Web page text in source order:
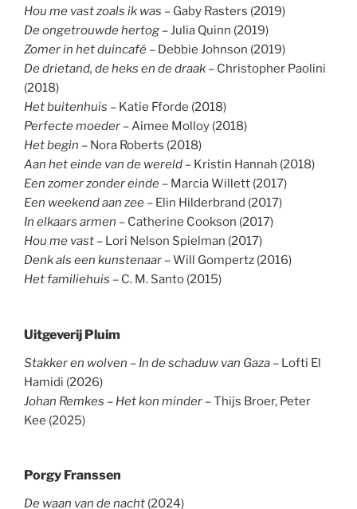
Hou me vast zoals ik was – Gaby Rasters (2019)
De ongetrouwde hertog – Julia Quinn (2019)
Zomer in het duincafé – Debbie Johnson (2019)
De drietand, de heks en de draak – Christopher Paolini
(2018)
Het buitenhuis – Katie Fforde (2018)
Perfecte moeder – Aimee Molloy (2018)
Het begin – Nora Roberts (2018)
Aan het einde van de wereld – Kristin Hannah (2018)
Een zomer zonder einde – Marcia Willett (2017)
Een weekend aan zee – Elin Hilderbrand (2017)
In elkaars armen – Catherine Cookson (2017)
Hou me vast – Lori Nelson Spielman (2017)
Denk als een kunstenaar – Will Gompertz (2016)
Het familiehuis – C. M. Santo (2015)
Uitgeverij Pluim
Stakker en wolven – In de schaduw van Gaza – Lofti El
Hamidi (2026)
Johan Remkes – Het kon minder – Thijs Broer, Peter
Kee (2025)
Porgy Franssen
De waan van de nacht (2024)